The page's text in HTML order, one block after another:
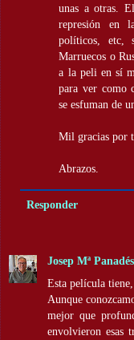
unas a otras.
represión en
políticos, etc,
Marruecos o
a la peli en sí
para ver como
se esfuman de
Mil gracias por
Abrazos.
Responder
Josep Mª Panadés
Esta película
Aunque
mejor que
envolvieron esas